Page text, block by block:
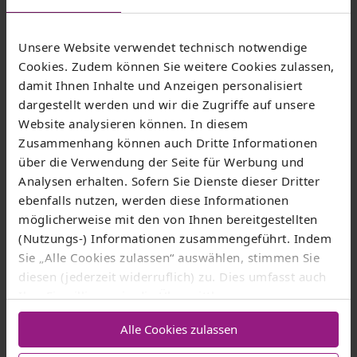
Unsere Website verwendet technisch notwendige
Cookies. Zudem können Sie weitere Cookies zulassen,
damit Ihnen Inhalte und Anzeigen personalisiert
dargestellt werden und wir die Zugriffe auf unsere
Website analysieren können. In diesem
Zusammenhang können auch Dritte Informationen
über die Verwendung der Seite für Werbung und
Analysen erhalten. Sofern Sie Dienste dieser Dritter
ebenfalls nutzen, werden diese Informationen
möglicherweise mit den von Ihnen bereitgestellten
(Nutzungs-) Informationen zusammengeführt. Indem
Sie „Alle Cookies zulassen“ auswählen, stimmen Sie
diesen (jederzeit widerruflich) zu. Dies umfasst auch
Ihre Einwilligung in die Übermittlung
personenbezogener Daten in Drittländer wie die USA
nach Art. 49 Abs. 1 lit. a) DSGVO
. Eine
Alle Cookies zulassen
Presse
Mit den Pressemitteilungen der Thüringer Netkom
sind Sie immer aktuell informiert.
Mehr erfahren